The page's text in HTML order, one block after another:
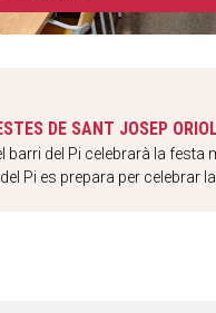
DE SANT JOSEP
barri del Pi celebrarà la
Pi es prepara per celebrar